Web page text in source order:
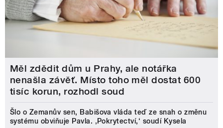
Měl zdědit dům u Prahy, ale notářka
nenašla závěť. Místo toho měl dostat 600
tisíc korun, rozhodl soud
Šlo o Zemanův sen, Babišova vláda teď ze snah o změnu
systému obviňuje Pavla. ‚Pokrytectví,‘ soudí Kysela